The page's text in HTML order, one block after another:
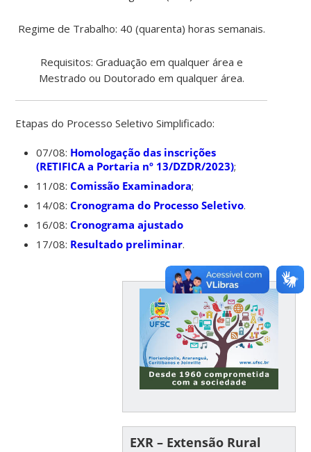
Regime de Trabalho: 40 (quarenta) horas semanais.
Requisitos: Graduação em qualquer área e
Mestrado ou Doutorado em qualquer área.
Etapas do Processo Seletivo Simplificado:
07/08: Homologação das inscrições
(RETIFICA a Portaria nº 13/DZDR/2023);
11/08:Comissão Examinadora;
14/08:Cronograma do Processo Seletivo.
16/08:Cronograma ajustado
17/08: Resultado preliminar.
EXR – Extensão Rural